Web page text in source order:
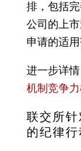
排，包括
公司的上
申请的适
进一步详
机制竞争
联交所
的纪律行